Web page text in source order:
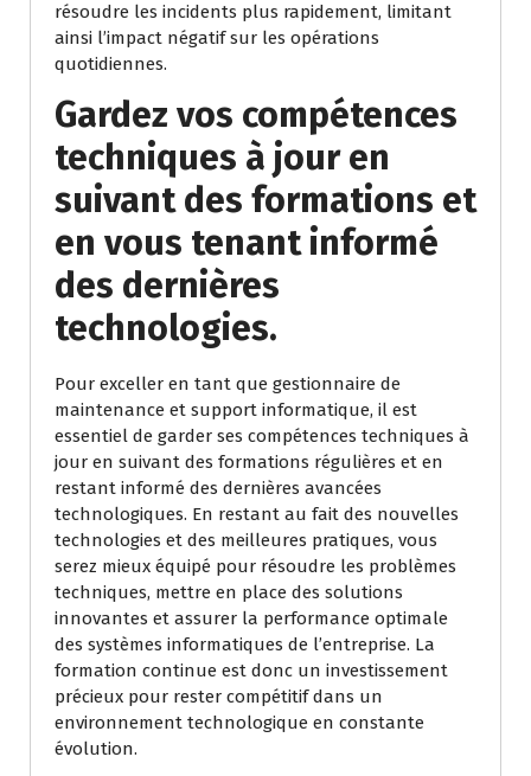
résoudre les incidents plus rapidement, limitant
ainsi l’impact négatif sur les opérations
quotidiennes.
Gardez vos compétences
techniques à jour en
suivant des formations et
en vous tenant informé
des dernières
technologies.
Pour exceller en tant que gestionnaire de
maintenance et support informatique, il est
essentiel de garder ses compétences techniques à
jour en suivant des formations régulières et en
restant informé des dernières avancées
technologiques. En restant au fait des nouvelles
technologies et des meilleures pratiques, vous
serez mieux équipé pour résoudre les problèmes
techniques, mettre en place des solutions
innovantes et assurer la performance optimale
des systèmes informatiques de l’entreprise. La
formation continue est donc un investissement
précieux pour rester compétitif dans un
environnement technologique en constante
évolution.